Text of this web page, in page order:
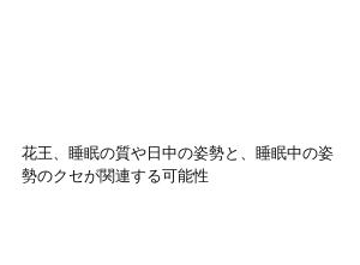
花王、睡眠の質や日中の姿勢と、睡眠中の姿
勢のクセが関連する可能性